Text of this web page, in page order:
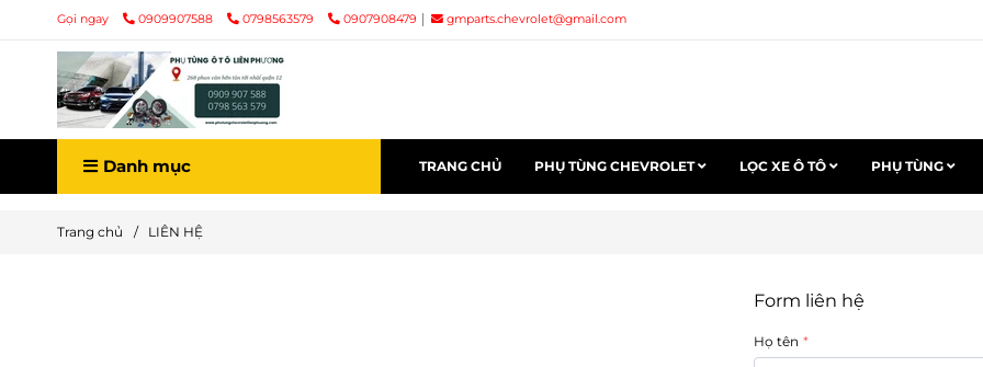
Gọi ngay 0909907588 0798563579 0907908479 gmparts.chevrolet@gmail.com
Danh mục TRANG CHỦ PHỤ TÙNG CHEVROLET LỌC XE Ô TÔ PHỤ TÙNG
Trang chủ / LIÊN HỆ
Form liên hệ
Họ tên